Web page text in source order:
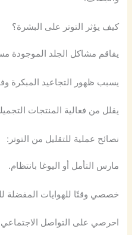
كيف يؤثر التوتر على البشرة؟
يفاقم مشاكل الجلد الموجودة
يسبب ظهور التجاعيد المبكرة
يقلل من فعالية المنتجات
نصائح عملية للتقليل من التوتر:
مارس التأمل أو اليوغا بانتظام.
خصصي وقتًا للهوايات المفضلة
احرصي على التواصل